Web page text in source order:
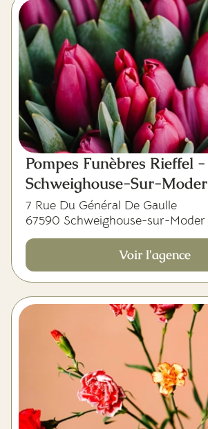
Pompes Funèbres Rieffel -
Schweighouse-Sur-Moder
7 Rue Du Général De Gaulle
67590 Schweighouse-sur-Moder
Voir l'agence